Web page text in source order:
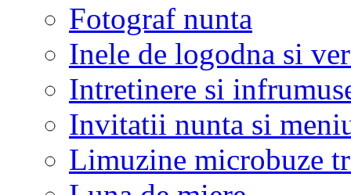
Fotograf nunta
Inele de logodna si
Intretinere si
Invitatii nunta si
Limuzine microbuze